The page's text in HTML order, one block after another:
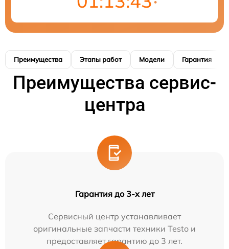
Преимущества Этапы работ Модели Гарантия
Преимущества сервис-
центра
Гарантия до 3-х лет
Сервисный центр устанавливает
оригинальные запчасти техники Testo и
предоставляет гарантию до 3 лет.